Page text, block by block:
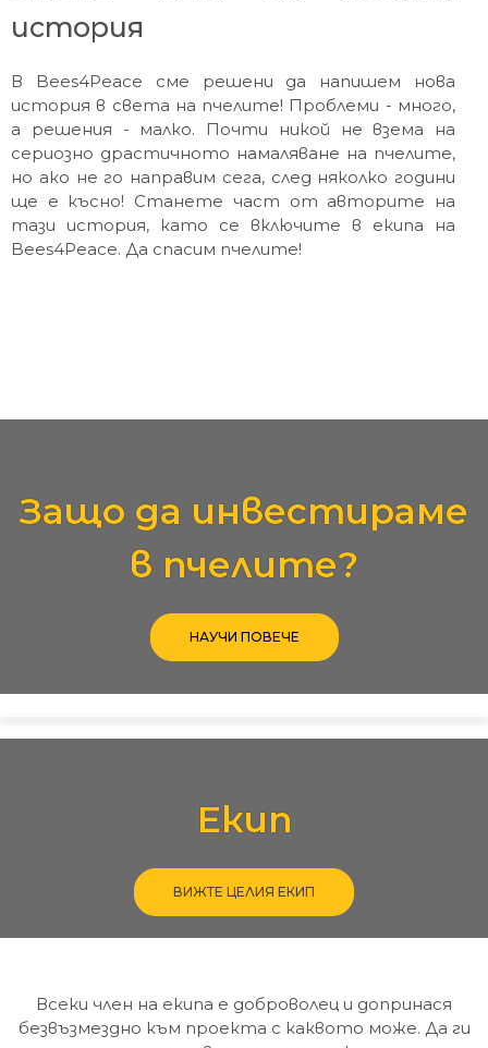
история
В Bees4Peace сме решени да напишем нова
история в света на пчелите! Проблеми - много,
а решения - малко. Почти никой не взема на
сериозно драстичното намаляване на пчелите,
но ако не го направим сега, след няколко години
ще е късно! Станете част от авторите на
тази история, като се включите в екипа на
Bees4Peace. Да спасим пчелите!
Защо да инвестираме
в пчелите?
НАУЧИ ПОВЕЧЕ
Екип
ВИЖТЕ ЦЕЛИЯ ЕКИП
Всеки член на екипа е доброволец и допринася
безвъзмездно към проекта с каквото може. Да ги